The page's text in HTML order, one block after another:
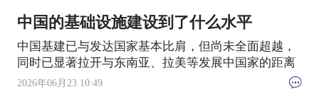
中国的基础设施建设到了什么水平
中国基建已与发达国家基本比肩，但尚未全面超越，
同时已显著拉开与东南亚、拉美等发展中国家的距离
2026年06月23 10:49